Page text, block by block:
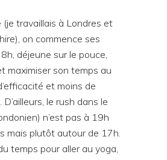
(je travaillais à Londres et
on commence ses
déjeune sur le pouce,
maximiser son temps au
et moins de
le rush dans le
n’est pas à 19h
mais plutôt autour de 17h.
temps pour aller au yoga,